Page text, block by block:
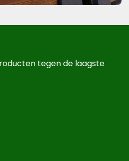
tegen de laagste